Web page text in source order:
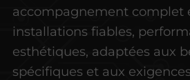
accompagnement complet
installations fiables,
esthétiques, adaptées aux
spécifiques et aux